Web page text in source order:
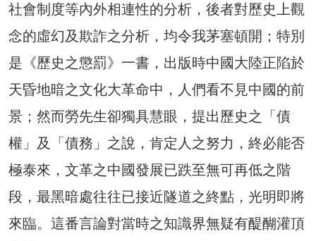
社會制度等內外相連性的分析，後者對歷史上觀
念的虛幻及欺詐之分析，均令我茅塞頓開；特別
是《歷史之懲罰》一書，出版時中國大陸正陷於
天昏地暗之文化大革命中，人們看不見中國的前
景；然而勞先生卻獨具慧眼，提出歷史之「債
權」及「債務」之說，肯定人之努力，終必能否
極泰來，文革之中國發展已跌至無可再低之階
段，最黑暗處往往已接近隧道之終點，光明即將
來臨。這番言論對當時之知識界無疑有醍醐灌頂